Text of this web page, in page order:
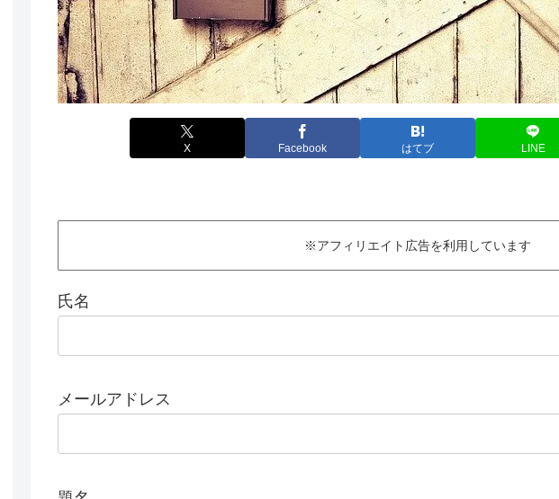
X Facebook はてブ LINE
※アフィリエイト広告を利用しています
氏名
メールアドレス